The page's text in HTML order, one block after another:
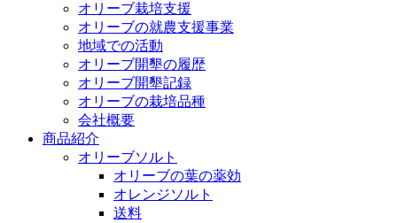
オリーブ栽培支援
オリーブの就農支援事業
地域での活動
オリーブ開墾の履歴
オリーブ開墾記録
オリーブの栽培品種
会社概要
商品紹介
オリーブソルト
オリーブの葉の薬効
オレンジソルト
送料